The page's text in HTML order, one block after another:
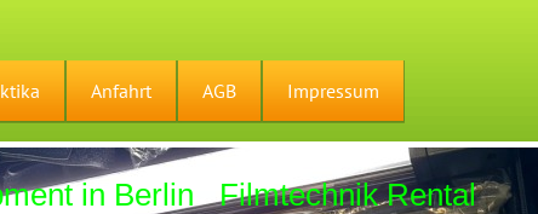
Anfahrt AGB Impressum
in Berlin Filmtechnik Rental